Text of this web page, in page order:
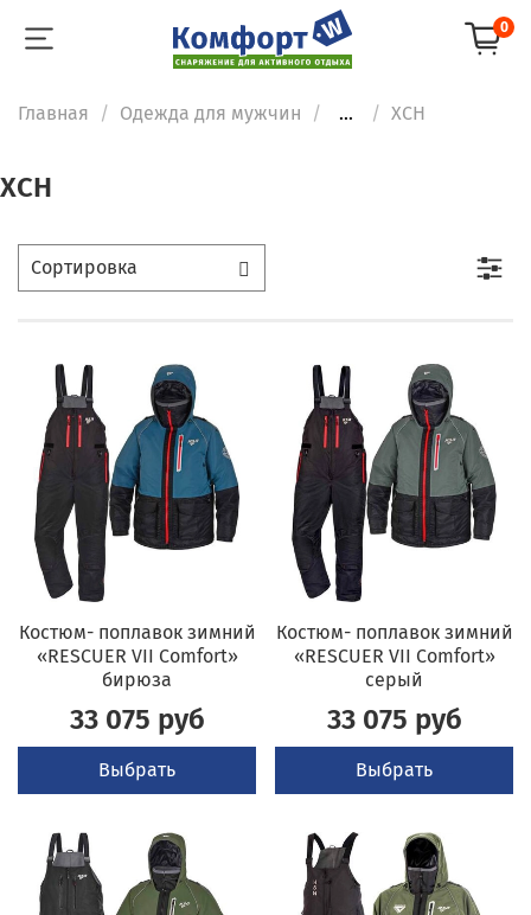
0
Главная Одежда для мужчин ... ХСН
ХСН
Костюм- поплавок зимний
«RESCUER VII Comfort»
бирюза
33 075 руб
Выбрать
Костюм- поплавок зимний
«RESCUER VII Comfort»
серый
33 075 руб
Выбрать